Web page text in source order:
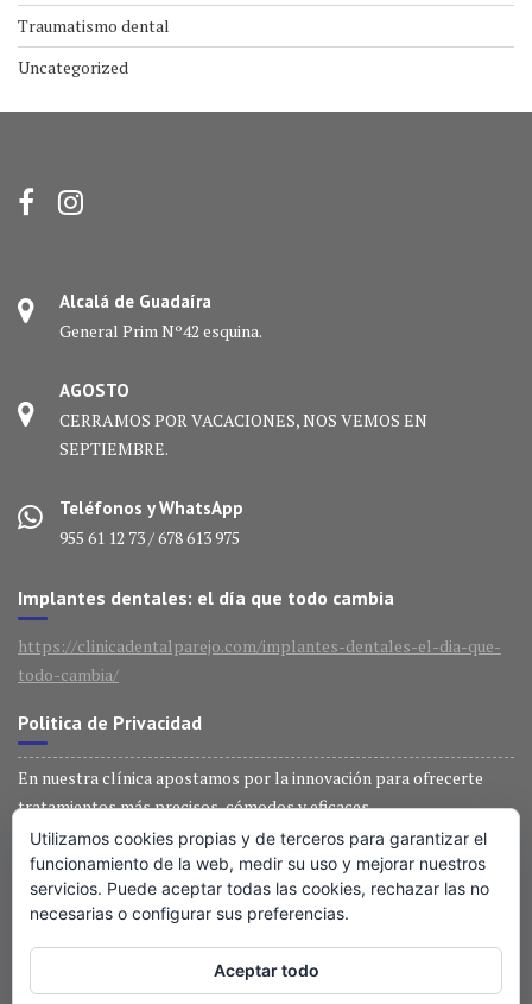
Traumatismo dental
Uncategorized
Alcalá de Guadaíra
General Prim Nº42 esquina.
AGOSTO
CERRAMOS POR VACACIONES, NOS VEMOS EN
SEPTIEMBRE.
Teléfonos y WhatsApp
955 61 12 73 / 678 613 975
Implantes dentales: el día que todo cambia
https://clinicadentalparejo.com/implantes-dentales-el-dia-que-
todo-cambia/
Politica de Privacidad
En nuestra clínica apostamos por la innovación para ofrecerte
tratamientos más precisos, cómodos y eficaces.
Técnología última generación
En nuestra clínica apostamos por la innovación para ofrecerte
tratamientos más precisos, cómodos y eficaces.
Entradas recientes
Utilizamos cookies propias y de terceros para garantizar el
funcionamiento de la web, medir su uso y mejorar nuestros
servicios. Puede aceptar todas las cookies, rechazar las no
necesarias o configurar sus preferencias.
Aceptar todo